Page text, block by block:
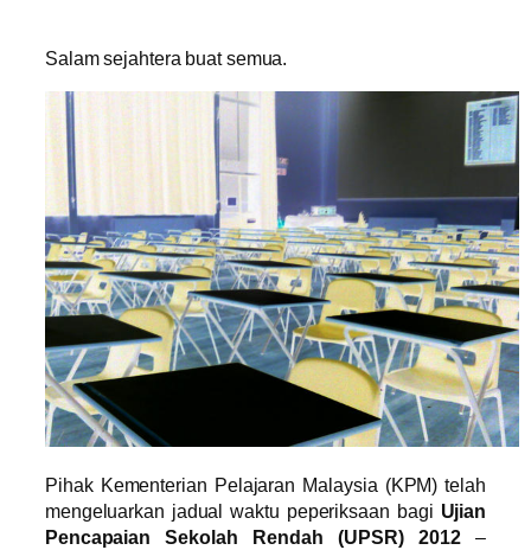
Salam sejahtera buat semua.
Pihak Kementerian Pelajaran Malaysia (KPM) telah
mengeluarkan jadual waktu peperiksaan bagi Ujian
Pencapaian Sekolah Rendah (UPSR) 2012–